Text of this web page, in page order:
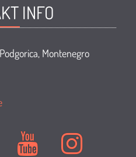
INFO
Montenegro
mode
mode